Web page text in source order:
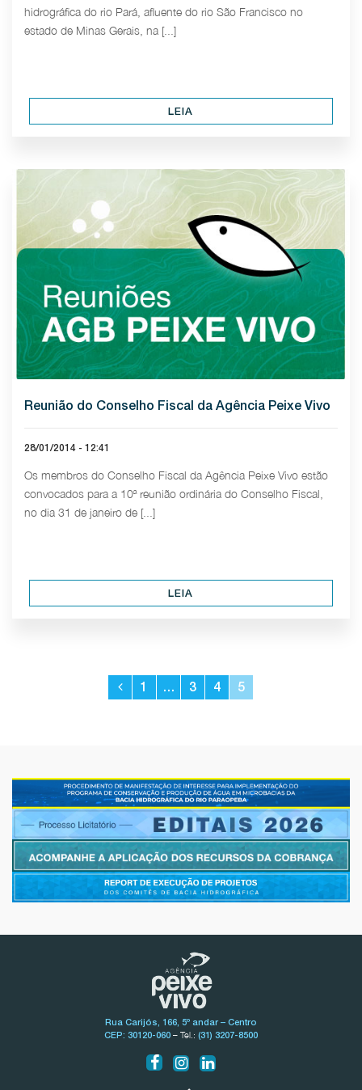
hidrográfica do rio Pará, afluente do rio São Francisco no
estado de Minas Gerais, na [...]
LEIA
Reunião do Conselho Fiscal da Agência Peixe Vivo
28/01/2014 - 12:41
Os membros do Conselho Fiscal da Agência Peixe Vivo estão
convocados para a 10ª reunião ordinária do Conselho Fiscal,
no dia 31 de janeiro de [...]
LEIA
1 … 3 4 5
Rua Carijós, 166, 5º andar – Centro
CEP: 30120-060 – Tel.: (31) 3207-8500